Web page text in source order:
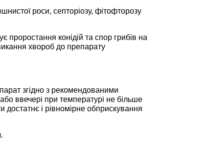
роси, септоріозу, фітофторозу
проростання конідій та спор грибів на
хвороб до препарату
згідно з рекомендованими
ввечері при температурі не більше
достатнє і рівномірне обприскування